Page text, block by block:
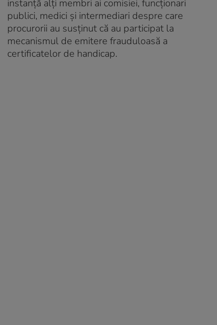
instanță alți membri ai comisiei, funcționari
publici, medici și intermediari despre care
procurorii au susținut că au participat la
mecanismul de emitere frauduloasă a
certificatelor de handicap.